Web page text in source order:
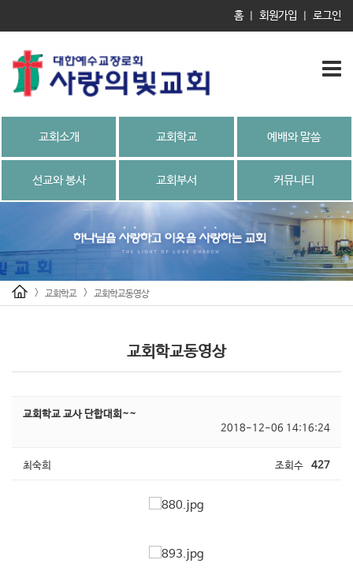
홈 회원가입 로그인
교회소개 교회학교 예배와 말씀
선교와 봉사 교회부서 커뮤니티
> 교회학교 > 교회학교동영상
교회학교동영상
교회학교 교사 단합대회~~
2018-12-06 14:16:24
최숙희 조회수 427